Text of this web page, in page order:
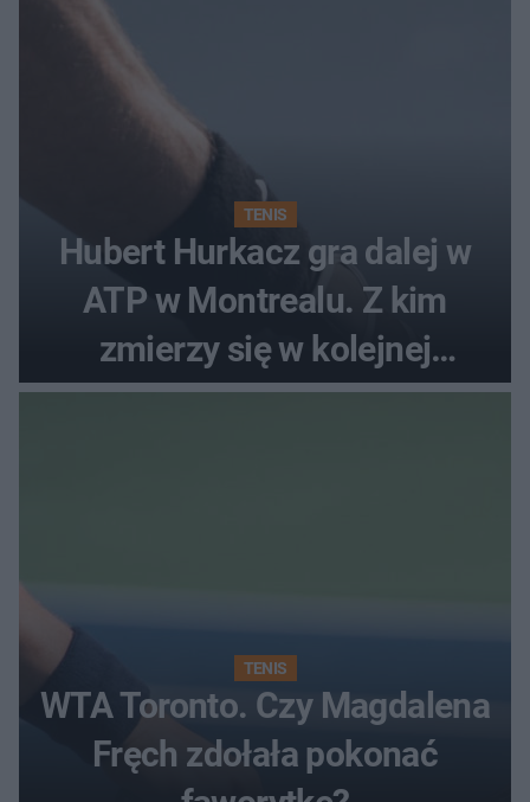
TENIS
Hubert Hurkacz gra dalej w
ATP w Montrealu. Z kim
zmierzy się w kolejnej
rundzie?
TENIS
WTA Toronto. Czy Magdalena
Fręch zdołała pokonać